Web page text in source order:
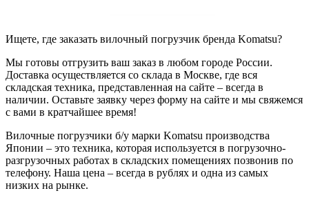
Ищете, где заказать вилочный погрузчик бренда Komatsu?
Мы готовы отгрузить ваш заказ в любом городе России.
Доставка осуществляется со склада в Москве, где вся
складская техника, представленная на сайте – всегда в
наличии. Оставьте заявку через форму на сайте и мы свяжемся
с вами в кратчайшее время!
Вилочные погрузчики б/у марки Komatsu производства
Японии – это техника, которая используется в погрузочно-
разгрузочных работах в складских помещениях позвонив по
телефону. Наша цена – всегда в рублях и одна из самых
низких на рынке.